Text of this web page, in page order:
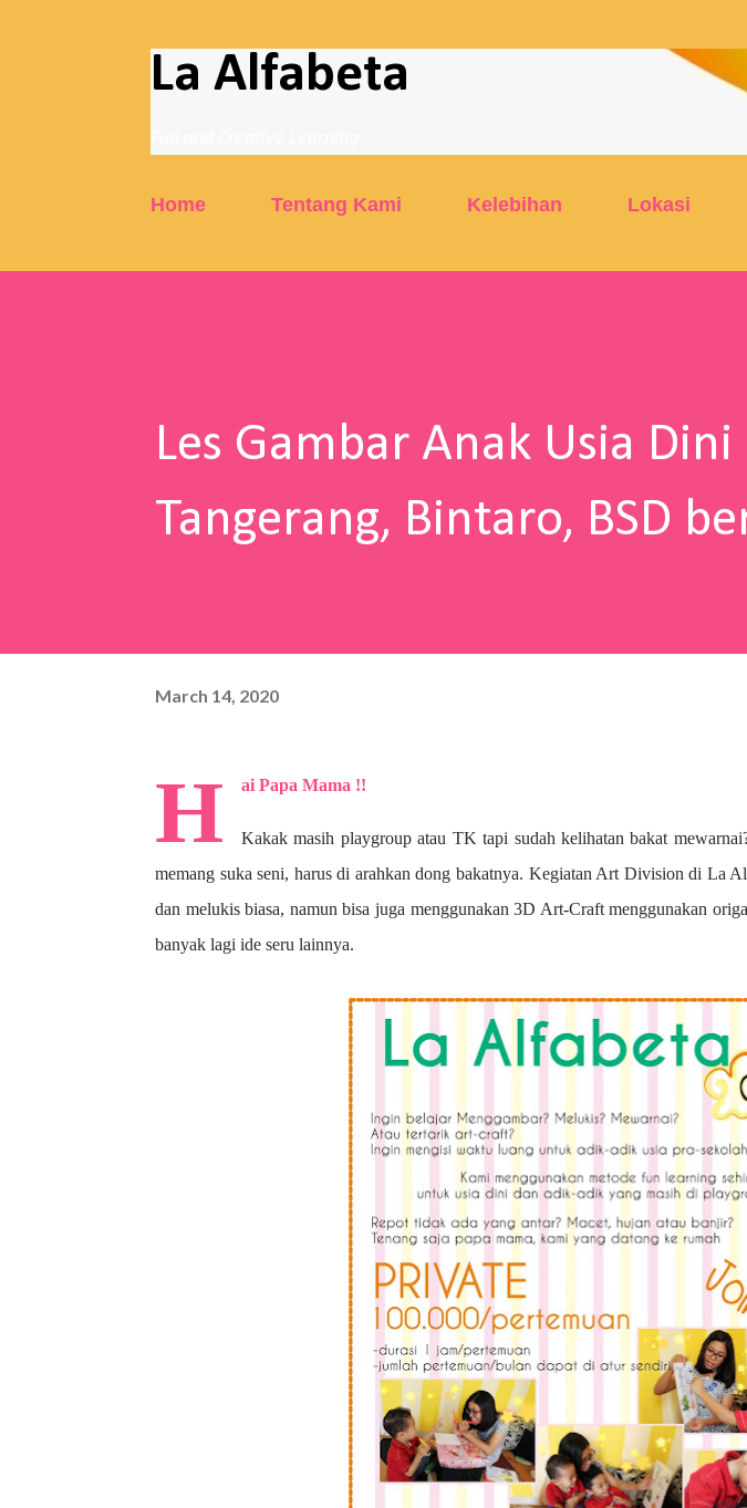
La Alfabeta
Home Tentang Kami Kelebihan Lokasi
Les Gambar Anak Usia
Tangerang, Bintaro, BSD
March 14, 2020
H ai Papa Mama !!
Kakak masih playgroup atau TK tapi sudah kelihatan bakat
memang suka seni, harus di arahkan dong bakatnya. Kegiatan Art Division di La
dan melukis biasa, namun bisa juga menggunakan 3D Art-Craft menggunakan
banyak lagi ide seru lainnya.